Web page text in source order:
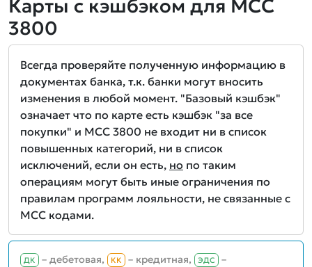
Карты с кэшбэком для MCC
3800
Всегда проверяйте полученную информацию в
документах банка, т.к. банки могут вносить
изменения в любой момент. "Базовый кэшбэк"
означает что по карте есть кэшбэк "за все
покупки" и MCC 3800 не входит ни в список
повышенных категорий, ни в список
исключений, если он есть, но по таким
операциям могут быть иные ограничения по
правилам программ лояльности, не связанные с
MCC кодами.
ДК – дебетовая, КК – кредитная, ЭДС
–